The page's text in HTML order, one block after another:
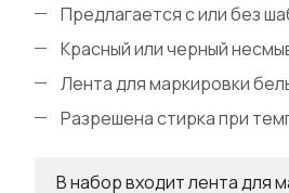
Предлагается с или без
Красный или черный
Лента для маркировки
Разрешена стирка при
В набор входит лента для